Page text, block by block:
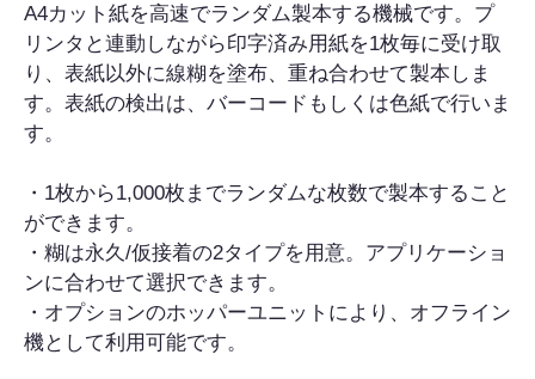
A4カット紙を高速でランダム製本する機械です。プ
リンタと連動しながら印字済み用紙を1枚毎に受け取
り、表紙以外に線糊を塗布、重ね合わせて製本しま
す。表紙の検出は、バーコードもしくは色紙で行いま
す。
・1枚から1,000枚までランダムな枚数で製本すること
ができます。
・糊は永久/仮接着の2タイプを用意。アプリケーショ
ンに合わせて選択できます。
・オプションのホッパーユニットにより、オフライン
機として利用可能です。